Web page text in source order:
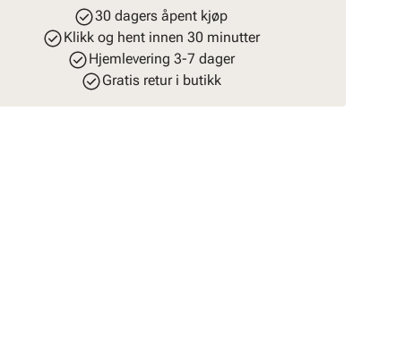
30 dagers åpent kjøp
Klikk og hent innen 30 minutter
Hjemlevering 3-7 dager
Gratis retur i butikk